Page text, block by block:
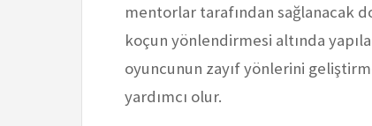
mentorlar tarafından sağlanacak
koçun yönlendirmesi altında
oyuncunun zayıf yönlerini
yardımcı olur.